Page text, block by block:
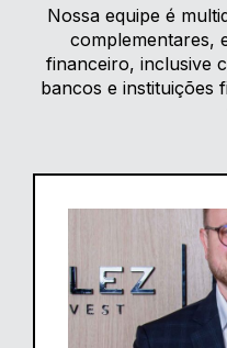
Nossa equipe é
complementares,
financeiro, inclusive
bancos e instituições